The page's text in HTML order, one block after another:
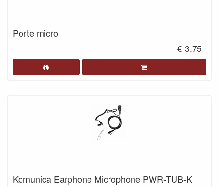
Porte micro
€ 3.75
Komunica Earphone Microphone PWR-TUB-K